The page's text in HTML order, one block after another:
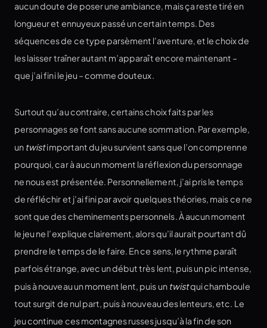
aucun doute de poser une ambiance, mais ça reste tiré en
longueur et ennuyeux passé un certain temps. Des
séquences de ce type parsèment l’aventure, et le choix de
les laisser traîner autant m’apparaît encore maintenant –
que j’ai fini le jeu – comme douteux.
Surtout qu’au contraire, certains choix faits par les
personnages se font sans aucune sommation. Par exemple,
un twistimportant du jeu survient sans que l’on comprenne
pourquoi, car à aucun moment la réflexion du personnage
ne nous est présentée. Personnellement, j’ai pris le temps
de réfléchir et j’ai fini par avoir quelques théories, mais ce ne
sont que des cheminements personnels. À aucun moment
le jeu ne l’explique clairement, alors qu’il aurait pourtant dû
prendre le temps de le faire. En ce sens, le rythme paraît
parfois étrange, avec un début très lent, puis un pic intense,
puis à nouveau un moment lent, puis un twistqui chamboule
tout surgit de nul part, puis à nouveau des lenteurs, etc. Le
jeu continue ces montagnes russes jusqu’à la fin de son